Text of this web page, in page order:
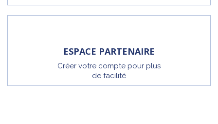
ESPACE PARTENAIRE
Créer votre compte pour plus
de facilité